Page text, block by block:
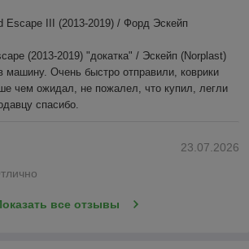
Escape III (2013-2019) / Форд Эскейп
(2013-2019) "докатка" / Эскейп (Norplast)
машину. Очень быстро отправили, коврики
чем ожидал, не пожалел, что купил, легли
спасибо.
23.07.2026
все отзывы